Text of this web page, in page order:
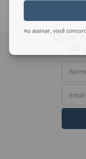
Ao assinar, vocêQuer
Email